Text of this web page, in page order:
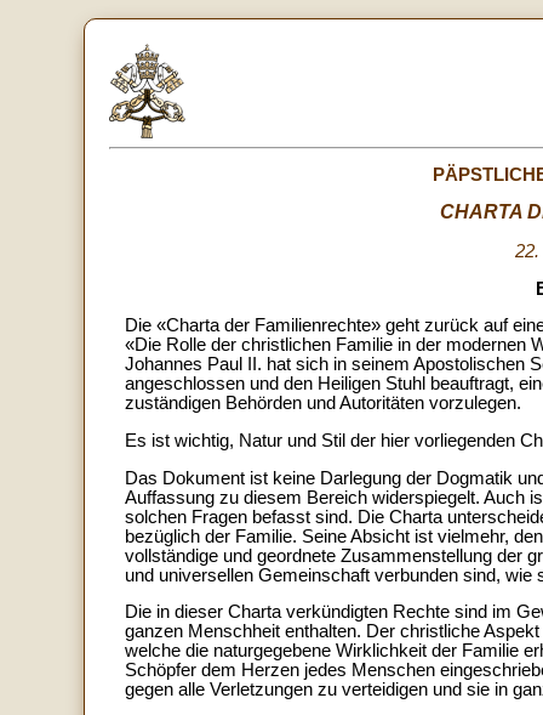
CHARTA
22.
Die «Charta der Familienrechte» geht zurück auf
«Die Rolle der christlichen Familie in der modernen
Johannes Paul II. hat sich in seinem Apostolischen
angeschlossen und den Heiligen Stuhl beauftragt,
zuständigen Behörden und Autoritäten vorzulegen.
Es ist wichtig, Natur und Stil der hier vorliegenden
Das Dokument ist keine Darlegung der Dogmatik
Auffassung zu diesem Bereich widerspiegelt. Auch
solchen Fragen befasst sind. Die Charta
bezüglich der Familie. Seine Absicht ist vielmehr,
vollständige und geordnete Zusammenstellung der
und universellen Gemeinschaft verbunden sind, wie
Die in dieser Charta verkündigten Rechte sind im
ganzen Menschheit enthalten. Der christliche
welche die naturgegebene Wirklichkeit der Familie
Schöpfer dem Herzen jedes Menschen
gegen alle Verletzungen zu verteidigen und sie in